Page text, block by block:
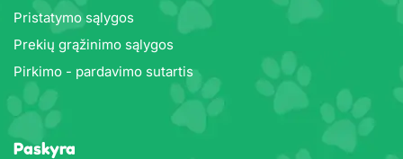
Pristatymo sąlygos
Prekių grąžinimo sąlygos
Pirkimo - pardavimo sutartis
Paskyra